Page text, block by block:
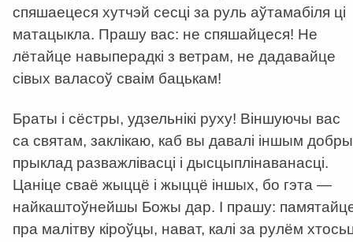
спяшаецеся хутчэй сесці за руль аўтамабіля ці
матацыкла. Прашу вас: не спяшайцеся! Не
лётайце навыперадкі з ветрам, не дадавайце
сівых валасоў сваім бацькам!
Браты і сёстры, удзельнікі руху! Віншуючы вас
са святам, заклікаю, каб вы давалі іншым добры
прыклад разважлівасці і дысцыплінаванасці.
Цаніце сваё жыццё і жыццё іншых, бо гэта —
найкаштоўнейшы Божы дар. І прашу:
пра малітву кіроўцы, нават, калі за рулём